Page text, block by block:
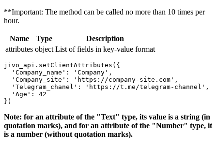
**Important: The method can be called no more than 10 times per
hour.
Name Type
Description
attributes object List of fields in key-value format
jivo_api.setClientAttributes({
  'Company_name': 'Company',
  'Company_site': 'https://company-site.com',
  'Telegram_chanel': 'https://t.me/telegram-channel',
  'Age': 42
Note: for an attribute of the "Text" type, its value is a string (in
quotation marks), and for an attribute of the "Number" type, it
is a number (without quotation marks).